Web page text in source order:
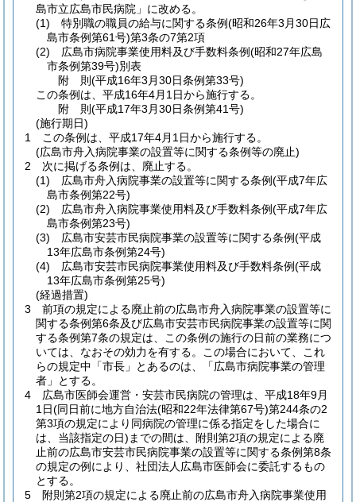
島市立広島市民病院」に改める。
(1)
特別職の職員の給与に関する条例(昭和26年3月30日広
島市条例第61号)第3条の7第2項
(2)
広島市病院事業使用料及び手数料条例(昭和27年広島
市条例第39号)別表
附 則(平成16年3月30日条例第33号)
この条例は、平成16年4月1日から施行する。
附 則(平成17年3月30日条例第41号)
(施行期日)
1
この条例は、平成17年4月1日から施行する。
(広島市舟入病院事業の設置等に関する条例等の廃止)
2
次に掲げる条例は、廃止する。
(1)
広島市舟入病院事業の設置等に関する条例(平成7年広
島市条例第22号)
(2)
広島市舟入病院事業使用料及び手数料条例(平成7年広
島市条例第23号)
(3)
広島市安芸市民病院事業の設置等に関する条例(平成
13年広島市条例第24号)
(4)
広島市安芸市民病院事業使用料及び手数料条例(平成
13年広島市条例第25号)
(経過措置)
3
前項の規定による廃止前の広島市舟入病院事業の設置等に
関する条例第6条及び広島市安芸市民病院事業の設置等に関
する条例第7条の規定は、この条例の施行の日前の業務につ
いては、なおその効力を有する。
この場合において、これ
らの規定中「市長」とあるのは、「広島市病院事業の管理
者」とする。
4
広島市医師会運営・安芸市民病院の管理は、平成18年9月
1日(同日前に地方自治法(昭和22年法律第67号)第244条の2
第3項の規定により同病院の管理に係る指定をした場合に
は、当該指定の日) までの間は、附則第2項の規定による廃
止前の広島市安芸市民病院事業の設置等に関する条例第8条
の規定の例により、社団法人広島市医師会に委託するもの
とする。
5
附則第2項の規定による廃止前の広島市舟入病院事業使用